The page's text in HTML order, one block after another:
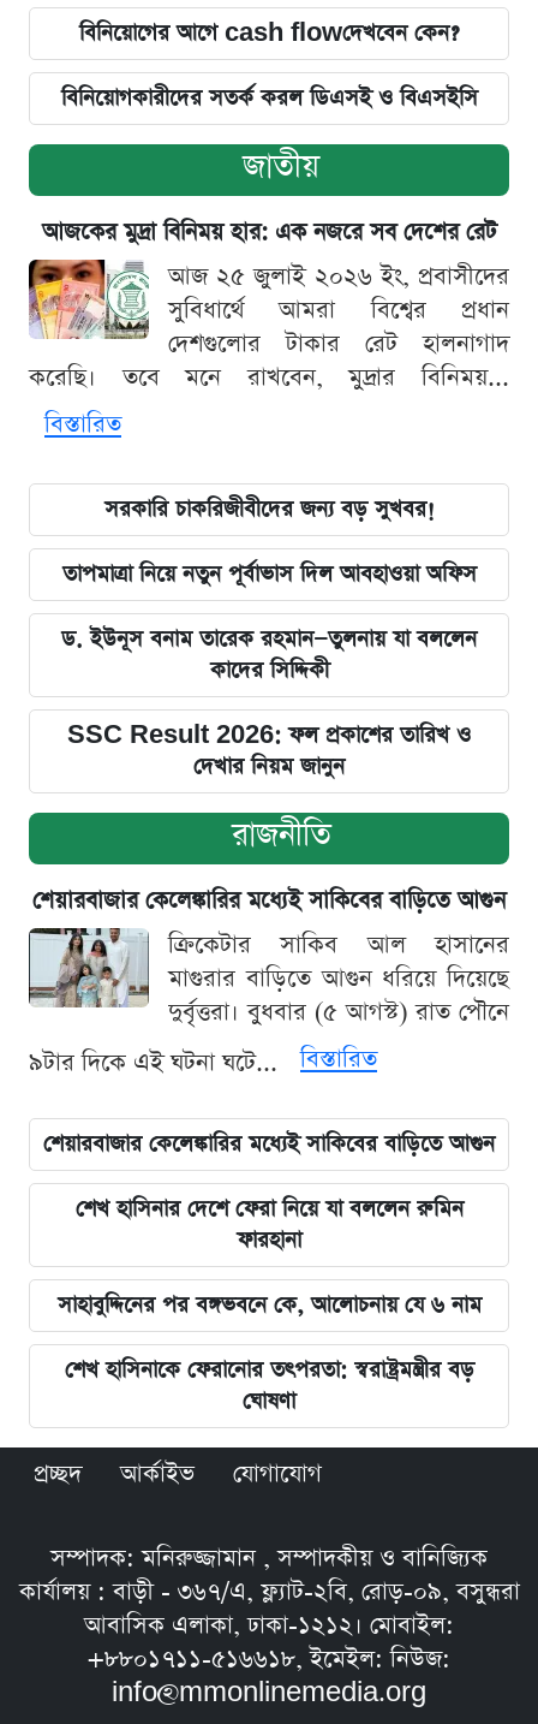
বিনিয়োগের আগে cash flowদেখবেন কেন?
বিনিয়োগকারীদের সতর্ক করল ডিএসই ও বিএসইসি
জাতীয়
আজকের মুদ্রা বিনিময় হার: এক নজরে সব দেশের রেট
আজ ২৫ জুলাই ২০২৬ ইং, প্রবাসীদের
সুবিধার্থে আমরা বিশ্বের প্রধান
দেশগুলোর টাকার রেট হালনাগাদ
করেছি। তবে মনে রাখবেন, মুদ্রার বিনিময়...
বিস্তারিত
সরকারি চাকরিজীবীদের জন্য বড় সুখবর!
তাপমাত্রা নিয়ে নতুন পূর্বাভাস দিল আবহাওয়া অফিস
ড. ইউনূস বনাম তারেক রহমান—তুলনায় যা বললেন
কাদের সিদ্দিকী
SSC Result 2026: ফল প্রকাশের তারিখ ও
দেখার নিয়ম জানুন
রাজনীতি
শেয়ারবাজার কেলেঙ্কারির মধ্যেই সাকিবের বাড়িতে আগুন
ক্রিকেটার সাকিব আল হাসানের
মাগুরার বাড়িতে আগুন ধরিয়ে দিয়েছে
দুর্বৃত্তরা। বুধবার (৫ আগস্ট) রাত পৌনে
৯টার দিকে এই ঘটনা ঘটে...
বিস্তারিত
শেয়ারবাজার কেলেঙ্কারির মধ্যেই সাকিবের বাড়িতে আগুন
শেখ হাসিনার দেশে ফেরা নিয়ে যা বললেন রুমিন
ফারহানা
সাহাবুদ্দিনের পর বঙ্গভবনে কে, আলোচনায় যে ৬ নাম
শেখ হাসিনাকে ফেরানোর তৎপরতা: স্বরাষ্ট্রমন্ত্রীর বড়
ঘোষণা
প্রচ্ছদ আর্কাইভ যোগাযোগ
সম্পাদক: মনিরুজ্জামান , সম্পাদকীয় ও বানিজ্যিক
কার্যালয় : বাড়ী - ৩৬৭/এ, ফ্ল্যাট-২বি, রোড়-০৯, বসুন্ধরা
আবাসিক এলাকা, ঢাকা-১২১২। মোবাইল:
+৮৮০১৭১১-৫১৬৬১৮, ইমেইল: নিউজ:
info@mmonlinemedia.org